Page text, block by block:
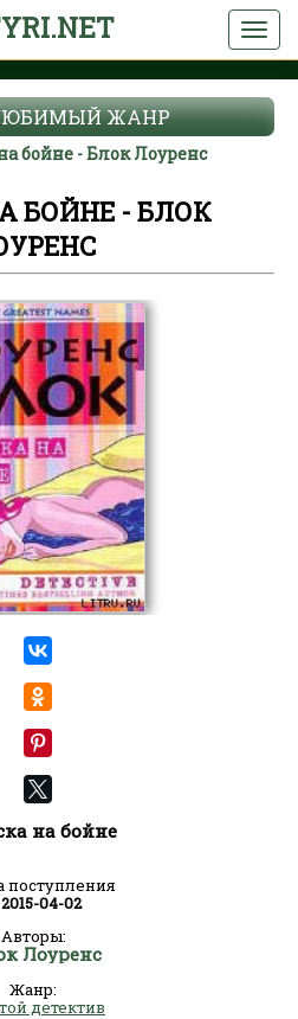
ЖАНР
бойне - Блок Лоуренс
БОЙНЕ - БЛОК
на бойне
поступления
2015-04-02
Авторы:
Лоуренс
Жанр:
детектив